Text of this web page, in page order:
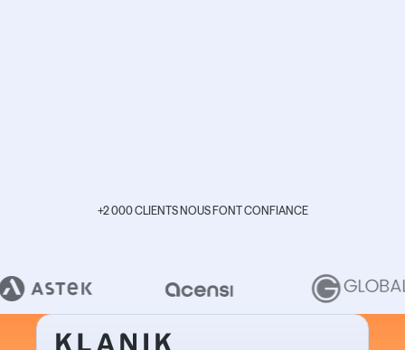
+2 000 CLIENTS NOUS FONT CONFIANCE